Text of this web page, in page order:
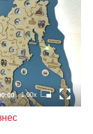
1.00x